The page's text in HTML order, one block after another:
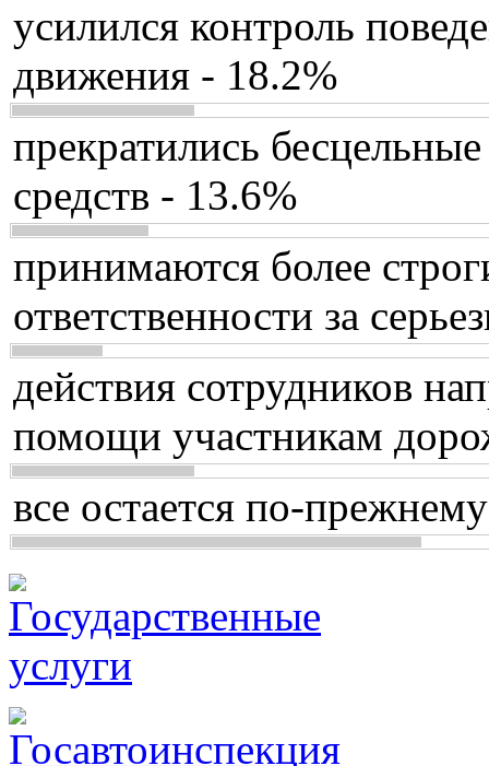
усилился контроль
движения - 18.2%
прекратились
средств - 13.6%
принимаются более
ответственности за
действия сотрудников
помощи участникам
все остается по-